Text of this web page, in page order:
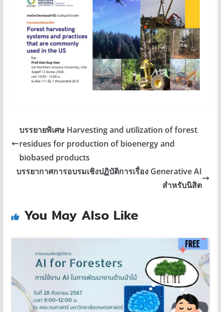
บรรยายพิเศษ Harvesting and utilization of forest
residues for production of bioenergy and
biobased products
บรรยากาศการอบรมเชิงปฏิบัติการเรื่อง Generative AI
สำหรับนิสิต
You May Also Like